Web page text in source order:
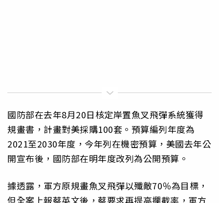
國防部在去年8月20日核定岸置魚叉飛彈系統獲得
規畫書，計畫對美採購100套。預算編列年度為
2021至2030年度，今年列在機密預算，美國去年公
開宣布後，國防部在明年度改列為公開預算。
據透露，軍方原規畫魚叉飛彈以殲敵70％為目標，
但全案上報蔡英文後，蔡要求再提高攔截率，軍方